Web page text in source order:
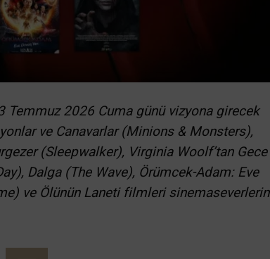
Temmuz 2026 Cuma günü vizyona girecek
ve Canavarlar (Minions & Monsters),
(Sleepwalker), Virginia Woolf’tan Gece
Dalga (The Wave), Örümcek-Adam: Eve
ve Ölünün Laneti filmleri sinemaseverlerin